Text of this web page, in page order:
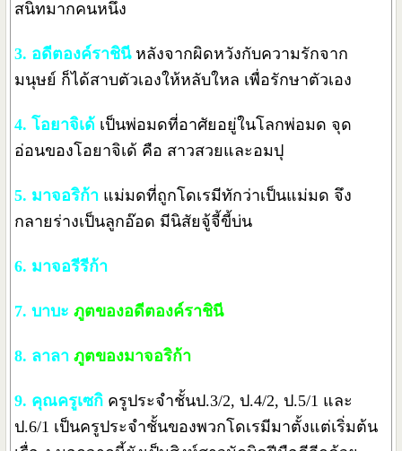
สนิทมากคนหนึ่ง
3. อดีตองค์ราชินีหลังจากผิดหวังกับความรักจาก
มนุษย์ ก็ได้สาบตัวเองให้หลับใหล เพื่อรักษาตัวเอง
4. โอยาจิเด้ เป็นพ่อมดที่อาศัยอยู่ในโลกพ่อมด จุด
อ่อนของโอยาจิเด้ คือ สาวสวยและอมปุ
5. มาจอริก้า แม่มดที่ถูกโดเรมีทักว่าเป็นแม่มด จึง
กลายร่างเป็นลูกอ๊อด มีนิสัยจู้จี้ขี้บ่น
6. มาจอรีรีก้า
7. บาบะ ภูตของอดีตองค์ราชินี
8. ลาลา ภูตของมาจอริก้า
9. คุณครูเซกิ ครูประจำชั้นป.3/2, ป.4/2, ป.5/1 และ
ป.6/1 เป็นครูประจำชั้นของพวกโดเรมีมาตั้งแต่เริ่มต้น